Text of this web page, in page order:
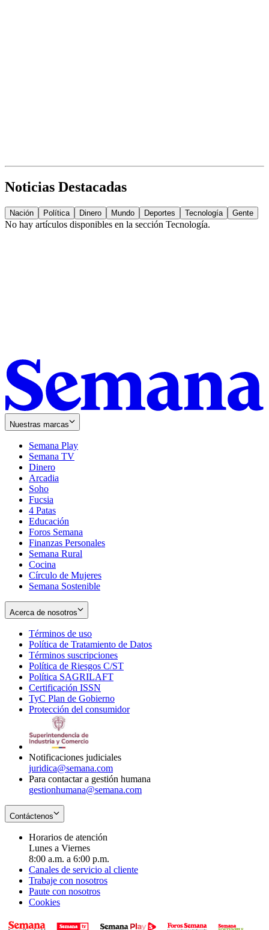
Noticias Destacadas
Nación Política Dinero Mundo Deportes Tecnología Gente
No hay artículos disponibles en la sección Tecnología.
Nuestras marcas
Semana Play
Semana TV
Dinero
Arcadia
Soho
in
new
window
Fucsia
in
new
window
4 Patas
Educación
Foros Semana
Finanzas Personales
Semana Rural
Cocina
Círculo de Mujeres
Semana Sostenible
Acerca de nosotros
Términos de uso
in
new
window
Política de Tratamiento de Datos
Términos suscripciones
in
Política de Riesgos C/ST
Política SAGRILAFT
new
window
Certificación ISSN
in
new
TyC Plan de Gobierno
in
Protección del consumidorOpens
Notificaciones judiciales
juridica@semana.com
Para contactar a gestión humana
gestionhumana@semana.com
Contáctenos
Horarios de atención
Lunes a Viernes
8:00 a.m. a 6:00 p.m.
Canales de servicio al cliente
Trabaje con nosotros
Paute con nosotros
Cookies